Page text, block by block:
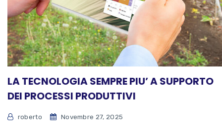
LA TECNOLOGIA SEMPRE PIU’ A SUPPORTO
DEI PROCESSI PRODUTTIVI
roberto Novembre 27, 2025